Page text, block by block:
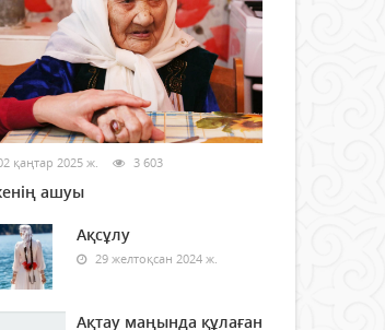
қаңтар 2025 ж. 3 603
ашуы
Ақсұлу
29 желтоқсан 2024 ж.
Ақтау маңында құлаған